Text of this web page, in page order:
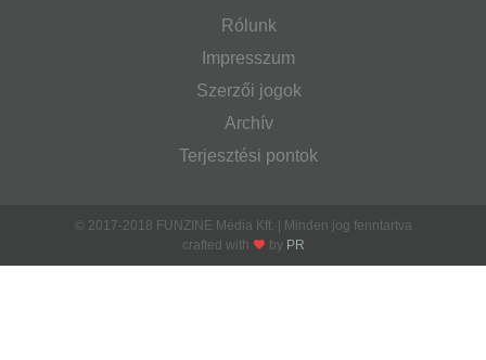
Rólunk
Impresszum
Szerzői jogok
Archív
Terjesztési pontok
© 2017-2018 FUNZINE Média Kft. | Minden jog fenntartva
crafted with
by PR